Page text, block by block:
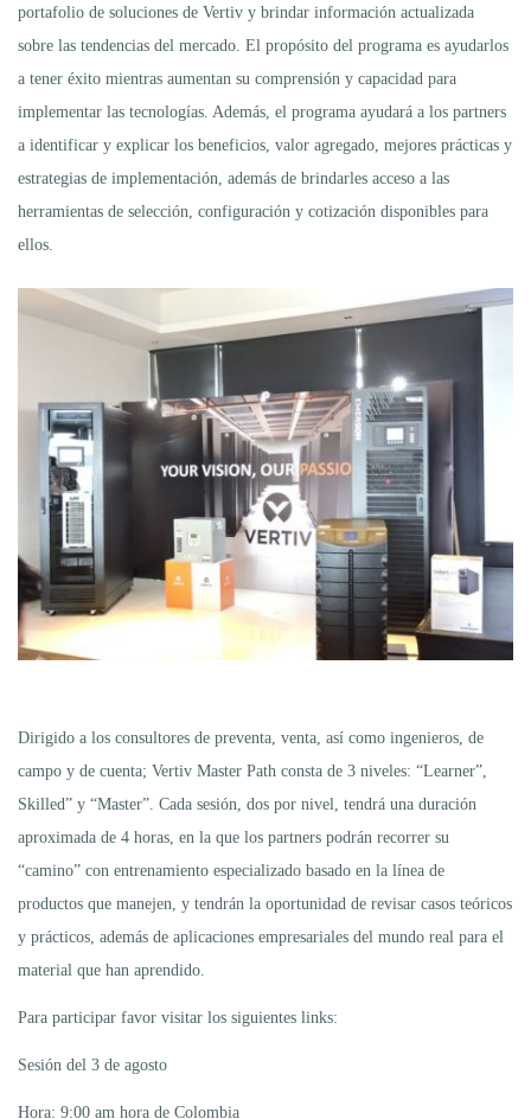
portafolio de soluciones de Vertiv y brindar información actualizada
sobre las tendencias del mercado. El propósito del programa es ayudarlos
a tener éxito mientras aumentan su comprensión y capacidad para
implementar las tecnologías. Además, el programa ayudará a los partners
a identificar y explicar los beneficios, valor agregado, mejores prácticas y
estrategias de implementación, además de brindarles acceso a las
herramientas de selección, configuración y cotización disponibles para
ellos.
Dirigido a los consultores de preventa, venta, así como ingenieros, de
campo y de cuenta; Vertiv Master Path consta de 3 niveles: “Learner”,
Skilled” y “Master”. Cada sesión, dos por nivel, tendrá una duración
aproximada de 4 horas, en la que los partners podrán recorrer su
“camino” con entrenamiento especializado basado en la línea de
productos que manejen, y tendrán la oportunidad de revisar casos teóricos
y prácticos, además de aplicaciones empresariales del mundo real para el
material que han aprendido.
Para participar favor visitar los siguientes links:
Sesión del 3 de agosto
Hora: 9:00 am hora de Colombia